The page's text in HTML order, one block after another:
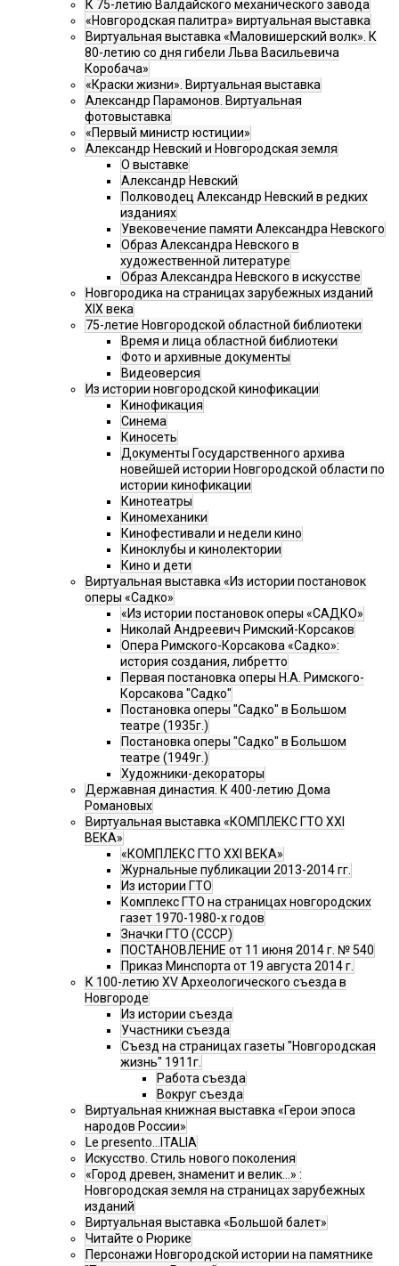
К 75-летию Валдайского механического завода
«Новгородская палитра» виртуальная выставка
Виртуальная выставка «Маловишерский волк». К
80-летию со дня гибели Льва Васильевича
Коробача»
«Краски жизни». Виртуальная выставка
Александр Парамонов. Виртуальная
фотовыставка
«Первый министр юстиции»
Александр Невский и Новгородская земля
О выставке
Александр Невский
Полководец Александр Невский в редких
изданиях
Увековечение памяти Александра Невского
Образ Александра Невского в
художественной литературе
Образ Александра Невского в искусстве
Новгородика на страницах зарубежных изданий
XIX века
75-летие Новгородской областной библиотеки
Время и лица областной библиотеки
Фото и архивные документы
Видеоверсия
Из истории новгородской кинофикации
Кинофикация
Синема
Киносеть
Документы Государственного архива
новейшей истории Новгородской области по
истории кинофикации
Кинотеатры
Киномеханики
Кинофестивали и недели кино
Киноклубы и кинолектории
Кино и дети
Виртуальная выставка «Из истории постановок
оперы «Садко»
«Из истории постановок оперы «САДКО»
Николай Андреевич Римский-Корсаков
Опера Римского-Корсакова «Садко»:
история создания, либретто
Первая постановка оперы Н.А. Римского-
Корсакова "Садко"
Постановка оперы "Садко" в Большом
театре (1935г.)
Постановка оперы "Садко" в Большом
театре (1949г.)
Художники-декораторы
Державная династия. К 400-летию Дома
Романовых
Виртуальная выставка «КОМПЛЕКС ГТО XXI
ВЕКА»
«КОМПЛЕКС ГТО XXI ВЕКА»
Журнальные публикации 2013-2014 гг.
Из истории ГТО
Комплекс ГТО на страницах новгородских
газет 1970-1980-х годов
Значки ГТО (СССР)
ПОСТАНОВЛЕНИЕ от 11 июня 2014 г. № 540
Приказ Минспорта от 19 августа 2014 г.
К 100-летию XV Археологического съезда в
Новгороде
Из истории съезда
Участники съезда
Cъезд на страницах газеты "Новгородская
жизнь" 1911г.
Работа съезда
Вокруг съезда
Виртуальная книжная выставка «Герои эпоса
народов России»
Le presento...ITALIA
Искусство. Стиль нового поколения
«Город древен, знаменит и велик…» :
Новгородская земля на страницах зарубежных
изданий
Виртуальная выставка «Большой балет»
Читайте о Рюрике
Персонажи Новгородской истории на памятнике